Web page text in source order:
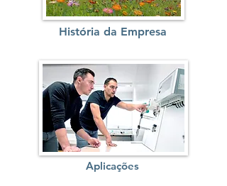
História da Empresa
Aplicações